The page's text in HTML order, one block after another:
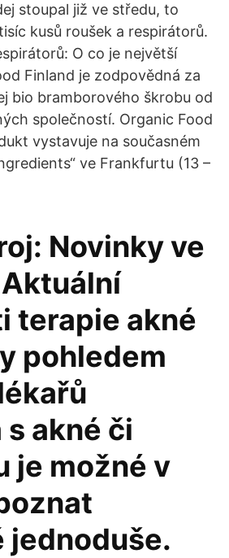
stoupal již ve středu, to
kusů roušek a respirátorů.
O co je největší
Finland je zodpovědná za
bio bramborového škrobu od
společností. Organic Food
vystavuje na současném
ve Frankfurtu (13 –
Novinky ve
terapie akné
pohledem
akné či
je možné v
jednoduše.